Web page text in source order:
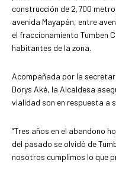
construcción de 2,700
avenida Mayapán, entre
el fraccionamiento Tumben
habitantes de la zona.
Acompañada por la
Dorys Aké, la Alcaldesa
vialidad son en respuesta a
“Tres años en el abandono
del pasado se olvidó de
nosotros cumplimos lo que